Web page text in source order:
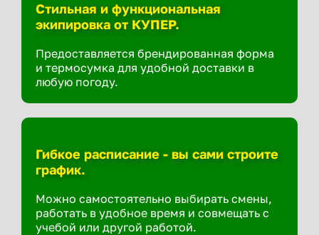
Стильная и функциональная
экипировка от КУПЕР.
Предоставляется брендированная форма
и термосумка для удобной доставки в
любую погоду.
Гибкое расписание - вы сами строите
график.
Можно самостоятельно выбирать смены,
работать в удобное время и совмещать с
учебой или другой работой.